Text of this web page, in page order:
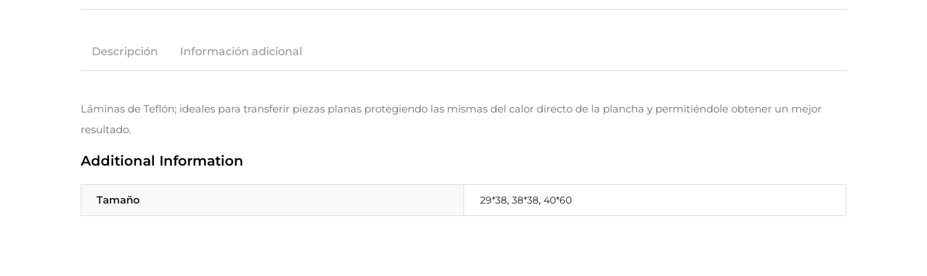
Descripción Información adicional
Láminas de Teflón; ideales para transferir piezas planas protegiendo las mismas del calor directo de la plancha y permitiéndole obtener un mejor
resultado.
Additional Information
Tamaño 29*38, 38*38, 40*60